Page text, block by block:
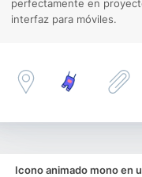
perfectamente en
interfaz para móviles.
Icono animado mono en